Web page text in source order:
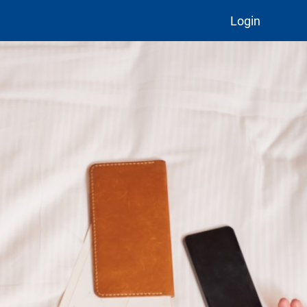
Login